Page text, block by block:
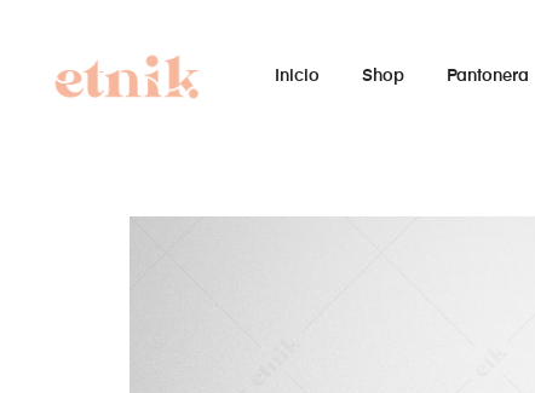
Inicio Shop Pantonera